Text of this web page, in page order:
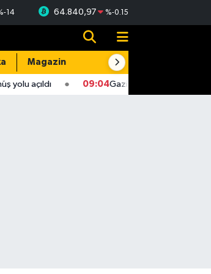
-14 64.840,97 %-0.15
Magazin Resmi İlanlar
açıldı 09:04Gaziantep'te 4,5